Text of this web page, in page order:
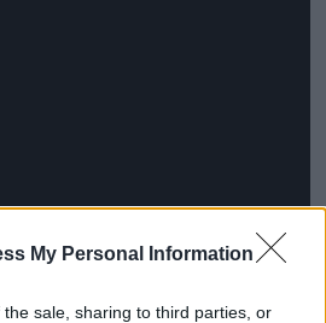
My Personal Information
sale, sharing to third parties, or